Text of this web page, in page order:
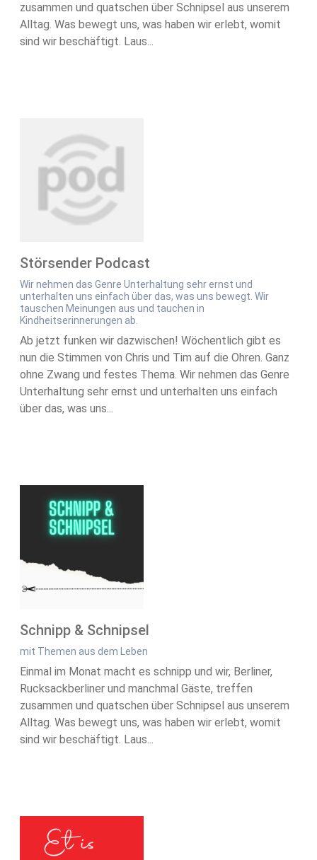
zusammen und quatschen über Schnipsel aus unserem
Alltag. Was bewegt uns, was haben wir erlebt, womit
sind wir beschäftigt. Laus...
Störsender Podcast
Wir nehmen das Genre Unterhaltung sehr ernst und
unterhalten uns einfach über das, was uns bewegt. Wir
tauschen Meinungen aus und tauchen in
Kindheitserinnerungen ab.
Ab jetzt funken wir dazwischen! Wöchentlich gibt es
nun die Stimmen von Chris und Tim auf die Ohren. Ganz
ohne Zwang und festes Thema. Wir nehmen das Genre
Unterhaltung sehr ernst und unterhalten uns einfach
über das, was uns...
Schnipp & Schnipsel
mit Themen aus dem Leben
Einmal im Monat macht es schnipp und wir, Berliner,
Rucksackberliner und manchmal Gäste, treffen
zusammen und quatschen über Schnipsel aus unserem
Alltag. Was bewegt uns, was haben wir erlebt, womit
sind wir beschäftigt. Laus...